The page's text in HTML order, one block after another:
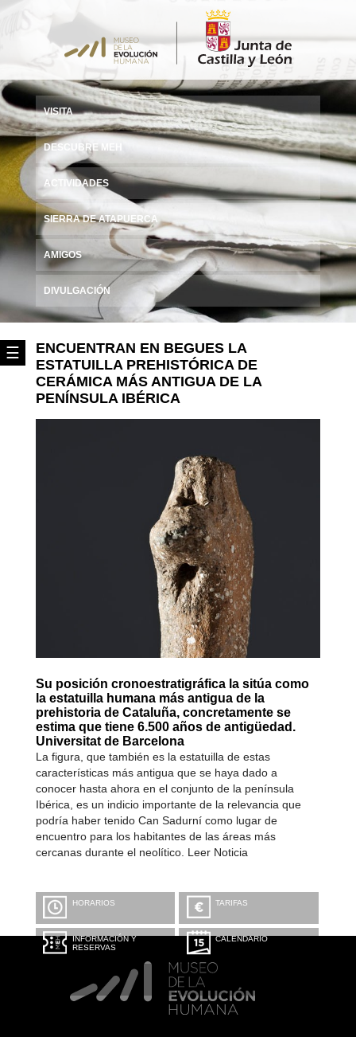
☰
VISITA
DESCUBRE MEH
ACTIVIDADES
SIERRA DE ATAPUERCA
AMIGOS
DIVULGACIÓN
ENCUENTRAN EN BEGUES LA
ESTATUILLA PREHISTÓRICA DE
CERÁMICA MÁS ANTIGUA DE LA
PENÍNSULA IBÉRICA
Su posición cronoestratigráfica la sitúa como
la estatuilla humana más antigua de la
prehistoria de Cataluña, concretamente se
estima que tiene 6.500 años de antigüedad.
Universitat de Barcelona
La figura, que también es la estatuilla de estas
características más antigua que se haya dado a
conocer hasta ahora en el conjunto de la península
Ibérica, es un indicio importante de la relevancia que
podría haber tenido Can Sadurní como lugar de
encuentro para los habitantes de las áreas más
cercanas durante el neolítico. Leer Noticia
HORARIOS TARIFAS
INFORMACIÓN Y
RESERVAS
CALENDARIO